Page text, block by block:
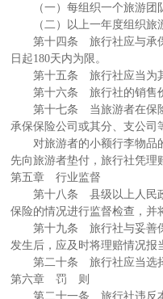
（一）每组织一个旅游团队
（二）以上一年度组织旅游
第十四条 旅行社应与承保
日起180天内为限。
第十五条 旅行社应当为其
第十六条 旅行社的销售价
第十七条 当旅游者在保险
承保保险公司或其分、支公司
对旅游者的小额行李物品的
先向旅游者垫付，旅行社凭理
第五章 行业监督
第十八条 县级以上人民政
保险的情况进行监督检查，并
第十九条 旅行社与妥善保
发生后，应及时将理赔情况报
第二十条 旅行社应当选择
第六章 罚 则
第二十一条 旅行社违反本